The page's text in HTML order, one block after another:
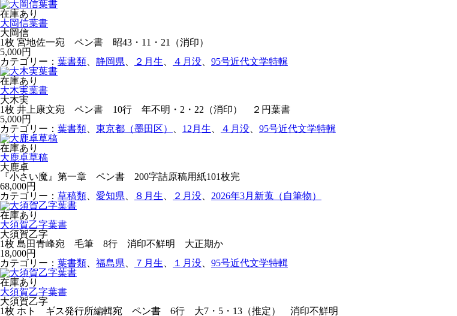
在庫あり
大岡信葉書
大岡信
1枚 宮地佐一宛 ペン書 昭43・11・21（消印）
5,000円
カテゴリー： 葉書類 静岡県 ２月生 ４月没
95号近代文学特輯
在庫あり
大木実葉書
大木実
1枚 井上康文宛 ペン書 10行 年不明・2・22（消印） ２円葉書
5,000円
カテゴリー： 葉書類 東京都（墨田区） 12月生 ４月没
95号近代文学特輯
在庫あり
大鹿卓草稿
大鹿卓
『小さい魔』第一章 ペン書 200字詰原稿用紙101枚完
68,000円
カテゴリー： 草稿類 愛知県 ８月生 ２月没
2026年3月新蒐（自筆物）
在庫あり
大須賀乙字葉書
大須賀乙字
1枚 島田青峰宛 毛筆 8行 消印不鮮明 大正期か
18,000円
カテゴリー： 葉書類 福島県 ７月生 １月没
95号近代文学特輯
在庫あり
大須賀乙字葉書
大須賀乙字
1枚 ホトゝギス発行所編輯宛 ペン書 6行 大7・5・13（推定） 消印不鮮明